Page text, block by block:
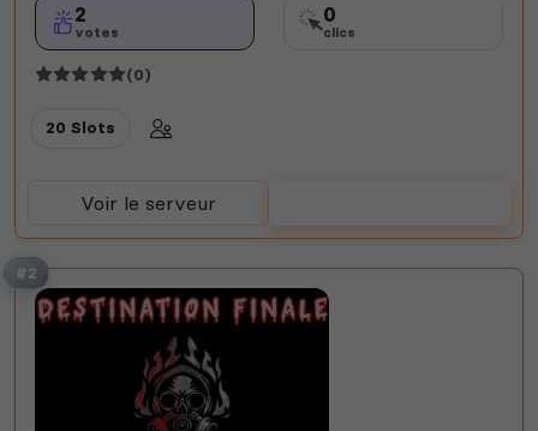
2
votes
0
clics
(0)
20 Slots
Voir le serveur
#2